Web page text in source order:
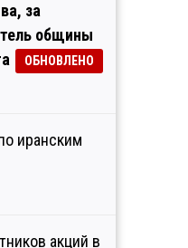
за
общины
ОБНОВЛЕНО
иранским
акций в